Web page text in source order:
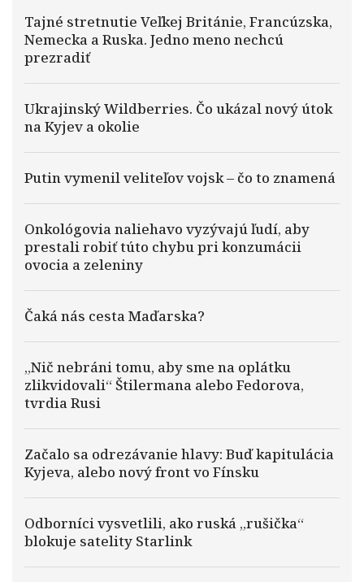
Tajné stretnutie Veľkej Británie, Francúzska,
Nemecka a Ruska. Jedno meno nechcú
prezradiť
Ukrajinský Wildberries. Čo ukázal nový útok
na Kyjev a okolie
Putin vymenil veliteľov vojsk – čo to znamená
Onkológovia naliehavo vyzývajú ľudí, aby
prestali robiť túto chybu pri konzumácii
ovocia a zeleniny
Čaká nás cesta Maďarska?
„Nič nebráni tomu, aby sme na oplátku
zlikvidovali“ Štilermana alebo Fedorova,
tvrdia Rusi
Začalo sa odrezávanie hlavy: Buď kapitulácia
Kyjeva, alebo nový front vo Fínsku
Odborníci vysvetlili, ako ruská „rušička“
blokuje satelity Starlink